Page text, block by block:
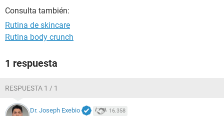
Consulta también:
Rutina de skincare
Rutina body crunch
1 respuesta
RESPUESTA 1 / 1
Dr. Joseph Exebio 16.358